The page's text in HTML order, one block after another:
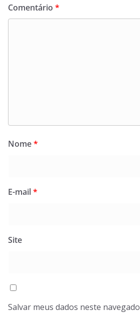
Comentário *
Nome*
E-mail*
Site
Salvar meus dados neste